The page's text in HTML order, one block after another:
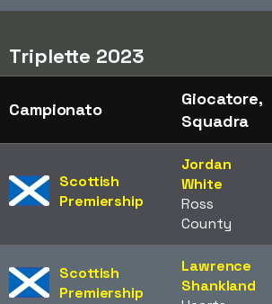
Triplette 2023
Campionato
Giocatore,
Squadra
Scottish
Premiership
Jordan
White
Ross
County
Scottish
Premiership
Lawrence
Shankland